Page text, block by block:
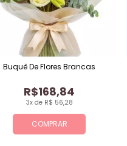
COMPRAR
3x de R$ 56,28
R$168,84
Buquê De Flores Brancas